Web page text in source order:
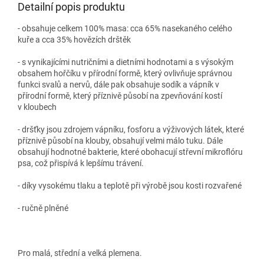
Detailní popis produktu
- obsahuje celkem 100% masa: cca 65% nasekaného celého
kuře a cca 35% hovězích drštěk
- s vynikajícími nutričními a dietními hodnotami a s výsokým
obsahem hořčíku v přírodní formě, který ovlivňuje správnou
funkci svalů a nervů, dále pak obsahuje sodík a vápník v
přírodní formě, který příznivě působí na zpevňování kostí
v kloubech
- dršťky jsou zdrojem vápníku, fosforu a výživových látek, které
příznivě působí na klouby, obsahují velmi málo tuku. Dále
obsahují hodnotné bakterie, které obohacují střevní mikroflóru
psa, což přispívá k lepšímu trávení.
- díky vysokému tlaku a teplotě při výrobě jsou kosti rozvařené
- ručně plněné
Pro malá, střední a velká plemena.